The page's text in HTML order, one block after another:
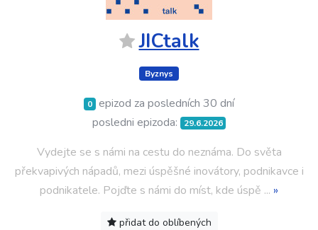
JICtalk
Byznys
0 epizod za posledních 30 dní
posledni epizoda:
29.6.2026
Vydejte se s námi na cestu do neznáma. Do světa
překvapivých nápadů, mezi úspěšné inovátory, podnikavce i
podnikatele. Pojďte s námi do míst, kde úspě ... »
přidat do oblíbených